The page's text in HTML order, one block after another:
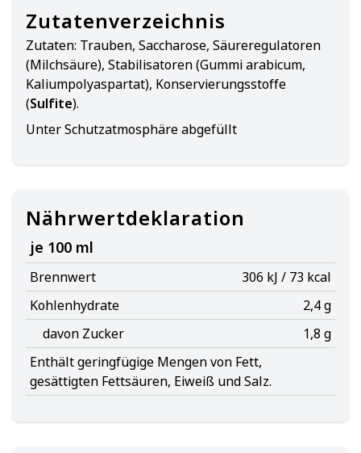
Zutatenverzeichnis
Zutaten: Trauben, Saccharose, Säureregulatoren
(Milchsäure), Stabilisatoren (Gummi arabicum,
Kaliumpolyaspartat), Konservierungsstoffe
(Sulfite).
Unter Schutzatmosphäre abgefüllt
Nährwertdeklaration
je 100 ml
Brennwert
306 kJ / 73 kcal
Kohlenhydrate
2,4 g
davon Zucker
1,8 g
Enthält geringfügige Mengen von Fett,
gesättigten Fettsäuren, Eiweiß und Salz.